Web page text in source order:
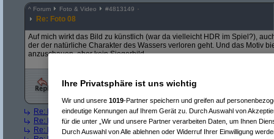
^ Forum Foto & Video #4813149
Re: Foto 08
Auf mich wirkt das Bild zu künstlich (war da vielleicht HDR im Spiel?),
der der natürliche Charakter des Wassers verloren geht. Und das Motiv
anzuschauen, aber kein Siegerbild.
Re: Foto 08(jo0815am 23.05.2008, 23:05:20)
Re: Foto 08(Hardware_Crasham 23.05.2008, 23:46:10)
Re: Foto 08(CWsoftam 24.05.2008, 13:42:19)
Ihre Privatsphäre ist uns wichtig
Wir und unsere 1019-Partner speichern und greifen auf
eindeutige Kennungen auf Ihrem Gerät zu. Durch Auswahl von
für die unter „Wir und unsere Partner verarbeiten Daten, um Ihnen
Durch Auswahl von Alle ablehnen oder Widerruf Ihrer Einwilligung